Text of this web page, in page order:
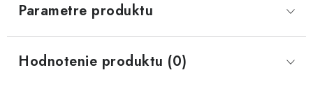
Parametre produktu
Hodnotenie produktu (0)